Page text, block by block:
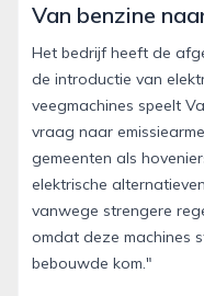
Van benzine
Het bedrijf heeft de
de introductie van
veegmachines speelt
vraag naar
gemeenten als
elektrische
vanwege strengere
omdat deze machines
bebouwde kom."